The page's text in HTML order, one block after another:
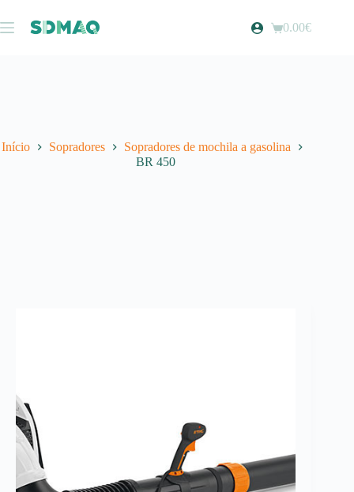
para
o
Carrinho
0.00€
Início Sopradores
Sopradores de mochila a gasolina
BR 450